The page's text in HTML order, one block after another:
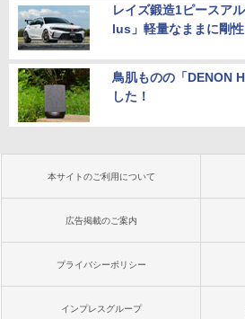
レイズ鍛造1ピースア
lus」軽量なままに剛
鳥肌ものの「DENON
した！
本サイトのご利用について
広告掲載のご案内
プライバシーポリシー
インプレスグループ